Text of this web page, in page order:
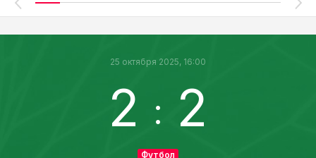
25 октября 2025, 16:00
2 : 2
Футбол